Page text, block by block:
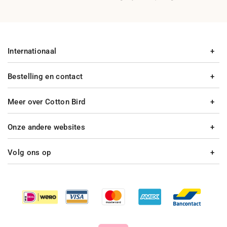
Bestelling en contact
Meer over Cotton Bird
Internationaal
Onze andere websites
Volg ons op